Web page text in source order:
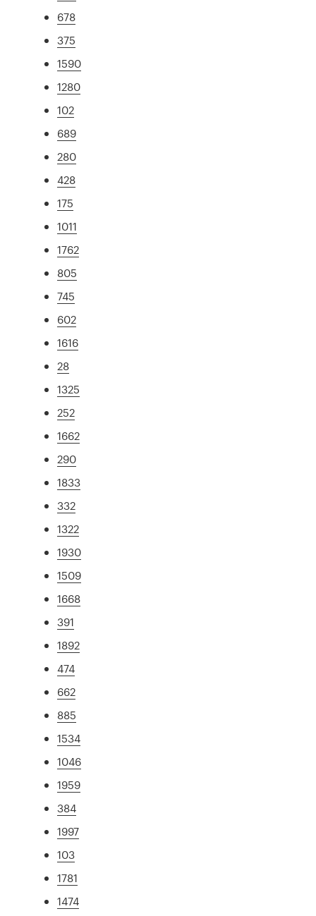
678
375
1590
1280
102
689
280
428
175
1011
1762
805
745
602
1616
28
1325
252
1662
290
1833
332
1322
1930
1509
1668
391
1892
474
662
885
1534
1046
1959
384
1997
103
1781
1474